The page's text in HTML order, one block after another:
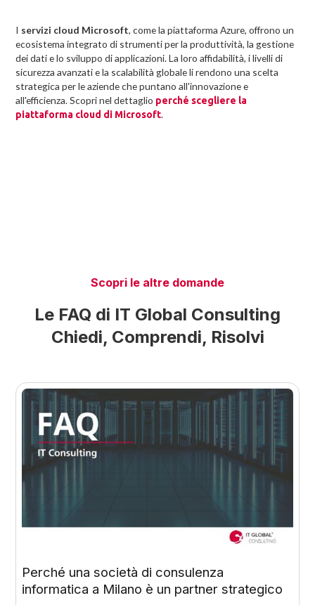
I servizi cloud Microsoft, come la piattaforma Azure, offrono un
ecosistema integrato di strumenti per la produttività, la gestione
dei dati e lo sviluppo di applicazioni. La loro affidabilità, i livelli di
sicurezza avanzati e la scalabilità globale li rendono una scelta
strategica per le aziende che puntano all'innovazione e
all'efficienza. Scopri nel dettaglio perché scegliere la
piattaforma cloud di Microsoft.
Scopri le altre domande
Le FAQ di IT Global Consulting
Chiedi, Comprendi, Risolvi
Perché una società di consulenza
informatica a Milano è un partner strategico